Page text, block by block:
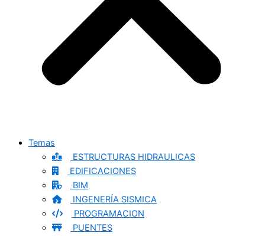
Temas
ESTRUCTURAS HIDRAULICAS
EDIFICACIONES
BIM
INGENERÍA SISMICA
PROGRAMACION
PUENTES